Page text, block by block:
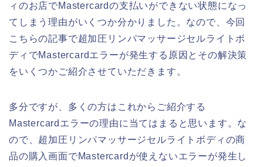
ィのお店でMastercardの支払いができない状態になっ
てしまう理由がいくつか分かりました。なので、今回
こちらの記事で超加圧リンパマッサージセルライトボ
ディでMastercardエラーが発生する原因とその解決策
をいくつかご紹介させていただきます。
多分ですが、多くの方はこれからご紹介する
Mastercardエラーの理由に当てはまると思います。な
ので、超加圧リンパマッサージセルライトボディの商
品の購入画面でMastercardが使えないエラーが発生し